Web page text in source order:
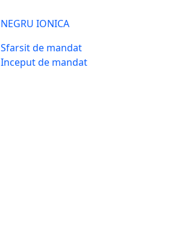
NEGRU IONICA
Sfarsit de mandat
Inceput de mandat